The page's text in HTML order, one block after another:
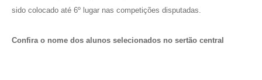
sido colocado até 6º lugar nas competições disputadas.
Confira o nome dos alunos selecionados no sertão central